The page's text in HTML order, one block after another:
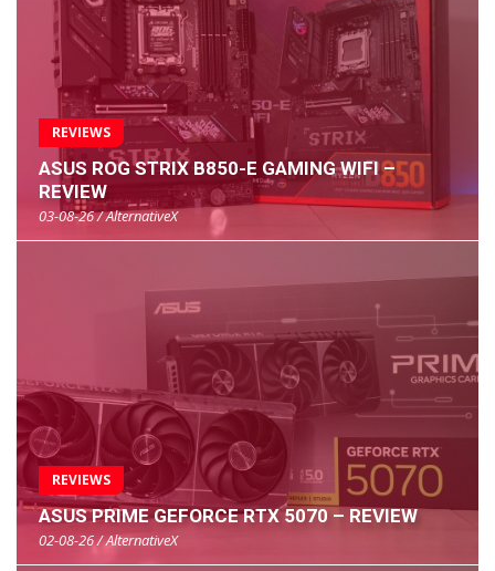
REVIEWS
ASUS ROG STRIX B850-E GAMING WIFI –
REVIEW
03-08-26 / AlternativeX
REVIEWS
ASUS PRIME GEFORCE RTX 5070 – REVIEW
02-08-26 / AlternativeX